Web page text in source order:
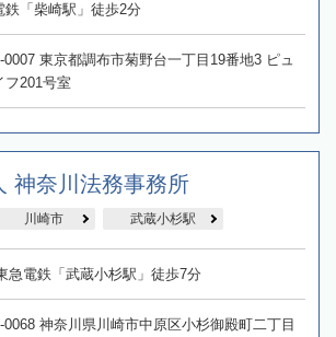
鉄「柴崎駅」徒歩2分
0007 東京都調布市菊野台一丁目19番地3 ピュ
フ201号室
神奈川法務事務所
川崎市 武蔵小杉駅
急電鉄「武蔵小杉駅」徒歩7分
0068 神奈川県川崎市中原区小杉御殿町二丁目